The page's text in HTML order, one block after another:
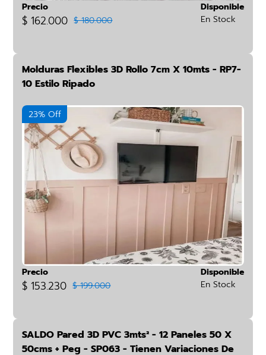
Precio
$ 162.000 $ 180.000
Disponible
En Stock
Molduras Flexibles 3D Rollo 7cm X 10mts - RP7-
10 Estilo Ripado
23% Off
Precio
$ 153.230 $ 199.000
Disponible
En Stock
SALDO Pared 3D PVC 3mts² - 12 Paneles 50 X
50cms + Peg - SP063 - Tienen Variaciones De